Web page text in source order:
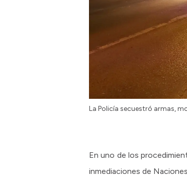
La Policía secuestró armas,
En uno de los
inmediaciones de